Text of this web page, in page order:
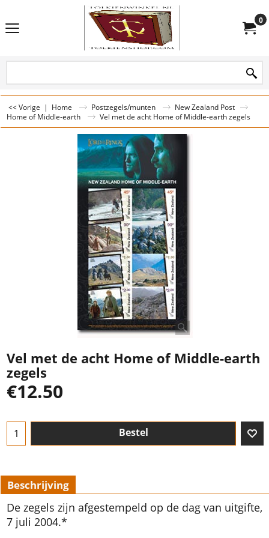
0
<< Vorige | Home Postzegels/munten
New Zealand Post
Home of Middle-earth
Vel met de acht Home of Middle-earth zegels
Vel met de acht Home of Middle-earth
zegels
€12.50
Bestel
Beschrijving
De zegels zijn afgestempeld op de dag van uitgifte,
7 juli 2004.*